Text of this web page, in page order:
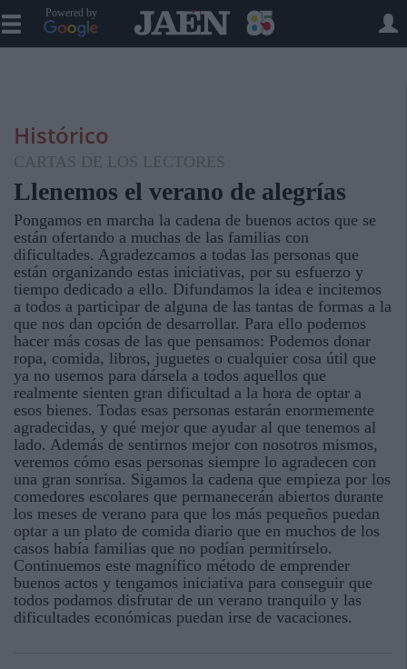
Powered by
Histórico
CARTAS DE LOS LECTORES
Llenemos el verano de alegrías
Pongamos en marcha la cadena de buenos actos que se
están ofertando a muchas de las familias con
dificultades. Agradezcamos a todas las personas que
están organizando estas iniciativas, por su esfuerzo y
tiempo dedicado a ello. Difundamos la idea e incitemos
a todos a participar de alguna de las tantas de formas a la
que nos dan opción de desarrollar. Para ello podemos
hacer más cosas de las que pensamos: Podemos donar
ropa, comida, libros, juguetes o cualquier cosa útil que
ya no usemos para dársela a todos aquellos que
realmente sienten gran dificultad a la hora de optar a
esos bienes. Todas esas personas estarán enormemente
agradecidas, y qué mejor que ayudar al que tenemos al
lado. Además de sentirnos mejor con nosotros mismos,
veremos cómo esas personas siempre lo agradecen con
una gran sonrisa. Sigamos la cadena que empieza por los
comedores escolares que permanecerán abiertos durante
los meses de verano para que los más pequeños puedan
optar a un plato de comida diario que en muchos de los
casos había familias que no podían permitírselo.
Continuemos este magnífico método de emprender
buenos actos y tengamos iniciativa para conseguir que
todos podamos disfrutar de un verano tranquilo y las
dificultades económicas puedan irse de vacaciones.